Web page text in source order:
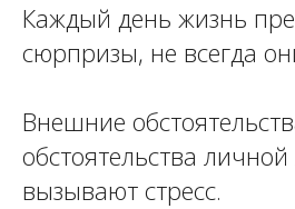
Каждый день жизнь
сюрпризы, не всегда
Внешние
обстоятельства
вызывают стресс.